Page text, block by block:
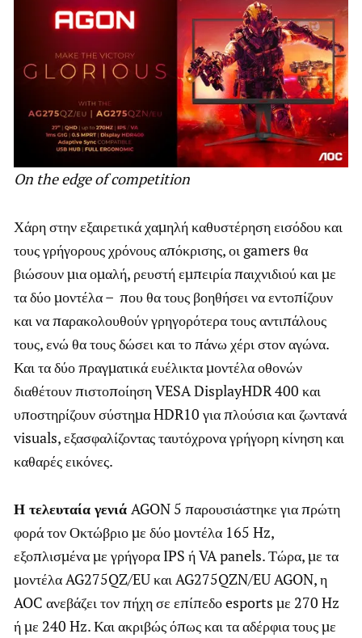
On the edge ofcompetition
Χάρη στην εξαιρετικά χαμηλή καθυστέρηση εισόδου και
τους γρήγορους χρόνους απόκρισης, οι gamers θα
βιώσουν μια ομαλή, ρευστή εμπειρία παιχνιδιού και με
τα δύο μοντέλα – που θα τους βοηθήσει να εντοπίζουν
και να παρακολουθούν γρηγορότερα τους αντιπάλους
τους, ενώ θα τους δώσει και το πάνω χέρι στον αγώνα.
Και τα δύο πραγματικά ευέλικτα μοντέλα οθονών
διαθέτουν πιστοποίηση VESA DisplayHDR 400 και
υποστηρίζουν σύστημα HDR10 για πλούσια και ζωντανά
visuals, εξασφαλίζοντας ταυτόχρονα γρήγορη κίνηση και
καθαρές εικόνες.
Η τελευταία γενιά AGON 5 παρουσιάστηκε για πρώτη
φορά τον Οκτώβριο με δύο μοντέλα 165 Hz,
εξοπλισμένα με γρήγορα IPS ή VA panels. Τώρα, με τα
μοντέλα AG275QZ/EU και AG275QZN/EU AGON, η
AOC ανεβάζει τον πήχη σε επίπεδο esports με 270 Hz
ή με 240 Hz. Και ακριβώς όπως και τα αδέρφια τους με